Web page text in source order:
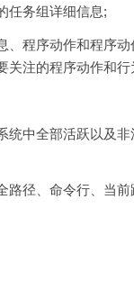
任务组详细信息;
、程序动作和程序
关注的程序动作和行
统中全部活跃以及
路径、命令行、当